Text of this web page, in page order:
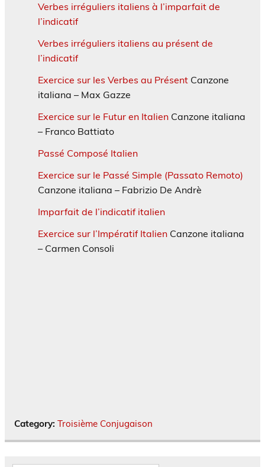
Verbes irréguliers italiens à l’imparfait de
l’indicatif
Verbes irréguliers italiens au présent de
l’indicatif
Exercice sur les Verbes au Présent Canzone
italiana – Max Gazze
Exercice sur le Futur en Italien Canzone italiana
– Franco Battiato
Passé Composé Italien
Exercice sur le Passé Simple (Passato Remoto)
Canzone italiana – Fabrizio De Andrè
Imparfait de l’indicatif italien
Exercice sur l’Impératif Italien Canzone italiana
– Carmen Consoli
Category: Troisième Conjugaison